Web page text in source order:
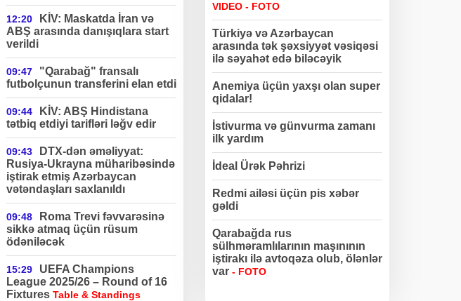
12:20
KİV: Maskatda İran və
ABŞ arasında danışıqlara start
verildi
09:47
"Qarabağ" fransalı
futbolçunun transferini elan etdi
09:44
KİV: ABŞ Hindistana
tətbiq etdiyi tarifləri ləğv edir
09:43
DTX-dən əməliyyat:
Rusiya-Ukrayna müharibəsində
iştirak etmiş Azərbaycan
vətəndaşları saxlanıldı
09:48
Roma Trevi fəvvarəsinə
sikkə atmaq üçün rüsum
ödəniləcək
15:29
UEFA Champions
League 2025/26 – Round of 16
Fixtures Table & Standings
VIDEO - FOTO
Türkiyə və Azərbaycan
arasında tək şəxsiyyət vəsiqəsi
ilə səyahət edə biləcəyik
Anemiya üçün yaxşı olan super
qidalar!
İstivurma və günvurma zamanı
ilk yardım
İdeal Ürək Pəhrizi
Redmi ailəsi üçün pis xəbər
gəldi
Qarabağda rus
sülhməramlılarının maşınının
iştirakı ilə avtoqəza olub, ölənlər
var - FOTO